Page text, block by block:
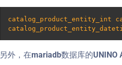
catalog_product_entity_int
另外，在mariadb数据库的UNINO